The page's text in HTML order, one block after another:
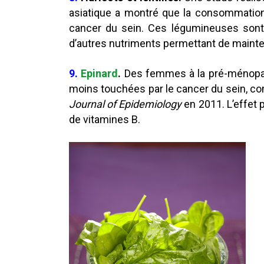
asiatique a montré que la
cancer du sein. Ces légumineuses
d’autres nutriments permettant de
9. Epinard . Des femmes à la pré-
moins touchées par le cancer du sein,
Journal of Epidemiologyen 2011. L’effet
de vitamines B.